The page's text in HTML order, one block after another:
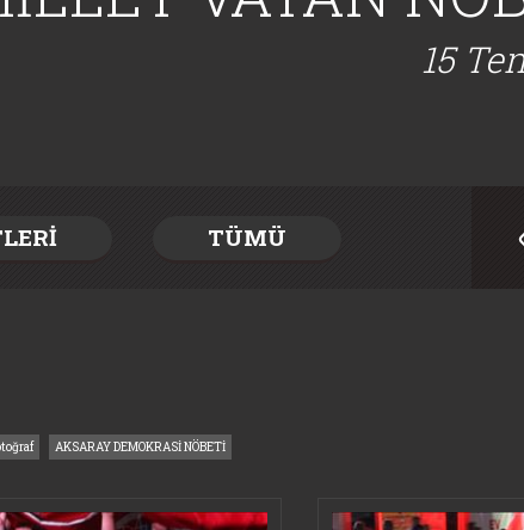
15
TÜMÜ
AKSARAY DEMOKRASİ NÖBETİ